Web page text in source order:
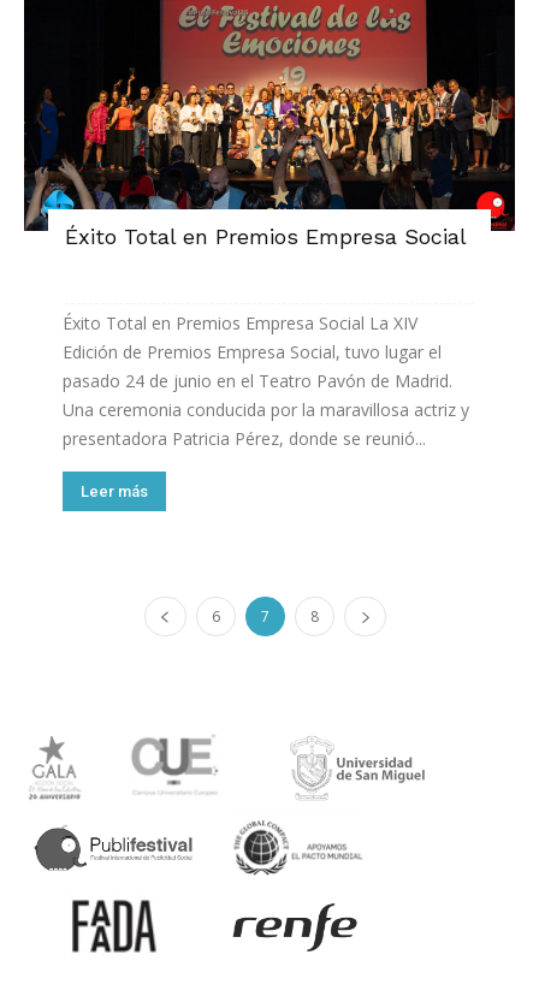
Éxito Total en Premios Empresa Social
Éxito Total en Premios Empresa Social La XIV
Edición de Premios Empresa Social, tuvo lugar el
pasado 24 de junio en el Teatro Pavón de Madrid.
Una ceremonia conducida por la maravillosa actriz y
presentadora Patricia Pérez, donde se reunió...
Leer más
6 7 8